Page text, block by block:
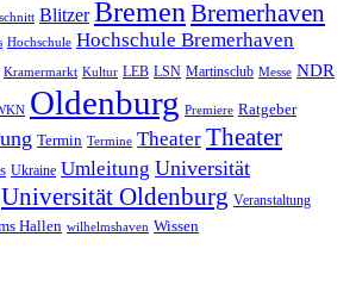
Blitzer BremenBremerhaven
Hochschule Hochschule Bremerhaven
Kramermarkt Kultur LEB LSN Martinsclub Messe NDR
Oldenburg Premiere Ratgeber
Termin Termine Theater Theater
Ukraine Umleitung Universität
Universität Oldenburg Veranstaltung
Hallen wilhelmshaven Wissen